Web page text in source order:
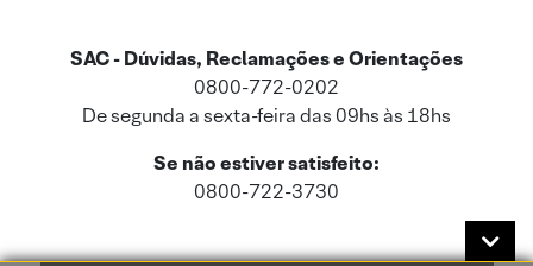
SAC - Dúvidas, Reclamações e Orientações
0800-772-0202
De segunda a sexta-feira das 09hs às 18hs
Se não estiver satisfeito:
0800-722-3730